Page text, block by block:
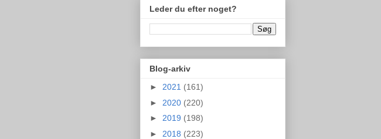
Leder du efter noget?
Blog-arkiv
► 2021 (161)
► 2020 (220)
► 2019 (198)
► 2018 (223)